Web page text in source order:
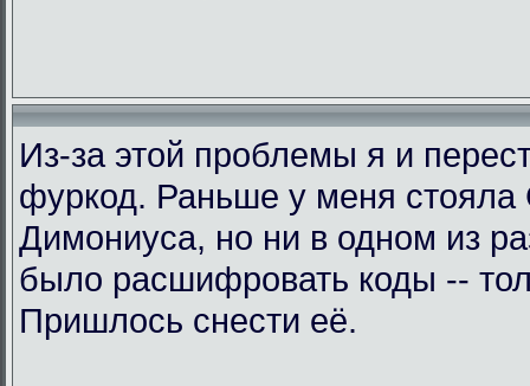
Из-за этой проблемы я и
фуркод. Раньше у меня стояла
Димониуса, но ни в одном из
было расшифровать коды --
Пришлось снести её.